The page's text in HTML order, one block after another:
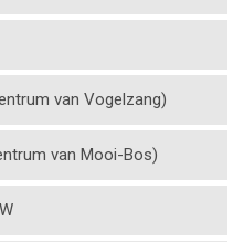
van Vogelzang)
van Mooi-Bos)